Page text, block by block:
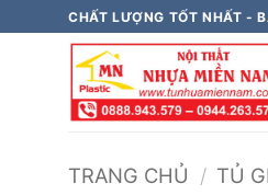
qua
CHẤT LƯỢNG TỐT NHẤT -
TRANG CHỦ / TỦ